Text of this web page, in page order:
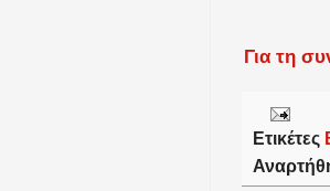
Για τη
Ετικέτες